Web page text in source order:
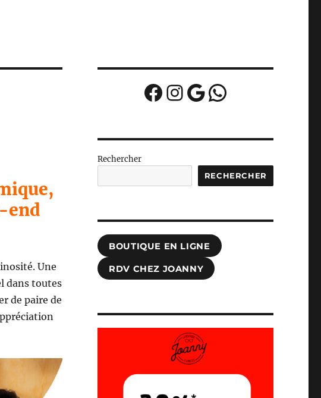
end
Une
dans toutes
de paire de
Facebook
Instagram
Google
WhatsApp
Rechercher
RECHERCHER
BOUTIQUE EN LIGNE
RDV CHEZ JOANNY